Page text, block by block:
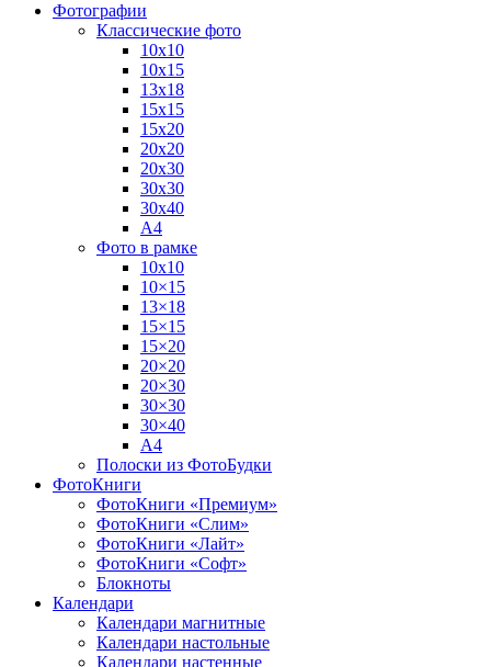
Фотографии
Классические фото
10х10
10х15
13х18
15х15
15х20
20х20
20х30
30х30
30х40
А4
Фото в рамке
10х10
10×15
13×18
15×15
15×20
20×20
20×30
30×30
30×40
A4
Полоски из ФотоБудки
ФотоКниги
ФотоКниги «Премиум»
ФотоКниги «Слим»
ФотоКниги «Лайт»
ФотоКниги «Софт»
Блокноты
Календари
Календари магнитные
Календари настольные
Календари настенные